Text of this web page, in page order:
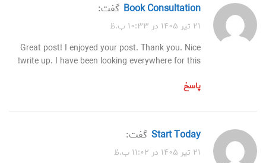
Book Consultation گفت:
۲۱ تیر ۱۴۰۵ در ۱۰:۳۳ ب.ظ
Great post! I enjoyed your post. Thank you. Nice
write up. I have been looking everywhere for this!
پاسخ
Start Today گفت:
۲۱ تیر ۱۴۰۵ در ۱۱:۰۲ ب.ظ